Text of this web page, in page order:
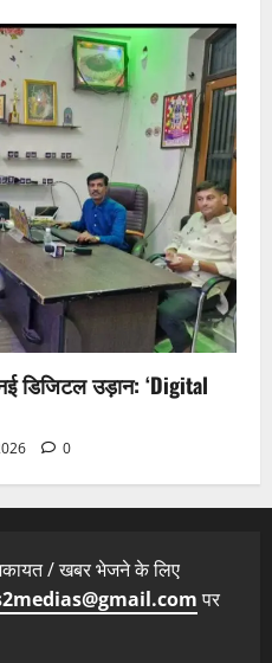
डिजिटल उड़ान: ‘Digital
0
/ खबर भेजने के लिए
पर